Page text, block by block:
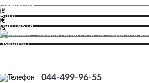
Навчання
Блог
Контакти
₴
€
₴
Кабінет
044-499-96-55